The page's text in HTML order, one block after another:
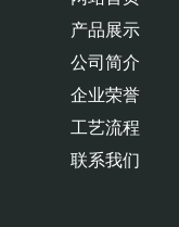
产品展示
公司简介
企业荣誉
工艺流程
联系我们